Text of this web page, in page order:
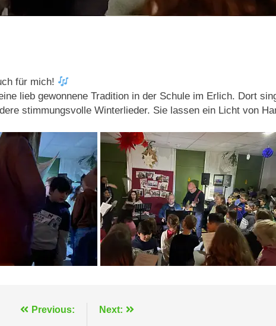
für mich!
lieb gewonnene Tradition in der Schule im Erlich. Dort
stimmungsvolle Winterlieder. Sie lassen ein Licht von
Previous: Next: